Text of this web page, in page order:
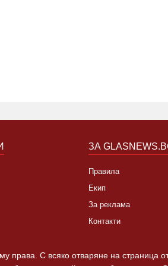
ЗА
Правила
Екип
За реклама
Контакти
права. С всяко отваряне на страница